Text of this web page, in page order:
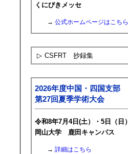
くにびきメッセ
→ 公式ホームページはこちら
▷ CSFRT 抄録集
2026年度中国・四国支部
第27回夏季学術大会
令和8年7月4日(土）・5日（日）
岡山大学 鹿田キャンパス
→ 詳細はこちら